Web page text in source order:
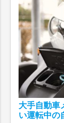
大手自動車
い運転中の